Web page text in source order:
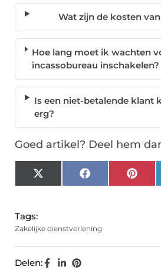
Wat zijn de kosten
Hoe lang moet ik wachten
incassobureau inschakelen?
Is een niet-betalende klant
erg?
Goed artikel? Deel hem
X
(Twitter)
Facebook
Tags:
Zakelijke dienstverlening
Delen: